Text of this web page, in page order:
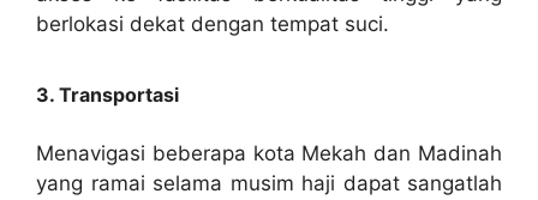
berlokasi dekat dengan tempat suci.
3. Transportasi
Menavigasi beberapa kota Mekah dan Madinah
yang ramai selama musim haji dapat sangatlah